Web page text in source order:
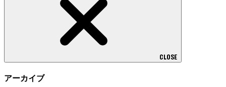
CLOSE
アーカイブ